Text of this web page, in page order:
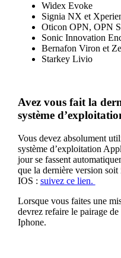
Widex Evoke
Signia NX et
Oticon OPN, OPN
Sonic Innovation
Bernafon Viron et
Starkey Livio
Avez vous fait la
système
Vous devez absolument
système d’exploitation
jour se fassent
que la dernière version
IOS : suivez ce lien.
Lorsque vous faites une
devrez refaire le pairage
Iphone.